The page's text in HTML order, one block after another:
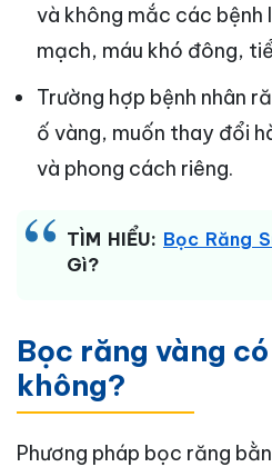
và không mắc các bệnh
mạch, máu khó đông,
Trường hợp bệnh nhân
ố vàng, muốn thay đổi
và phong cách riêng.
TÌM HIỂU: Bọc Răng
Gì?
Bọc răng vàng
không?
Phương pháp bọc răng